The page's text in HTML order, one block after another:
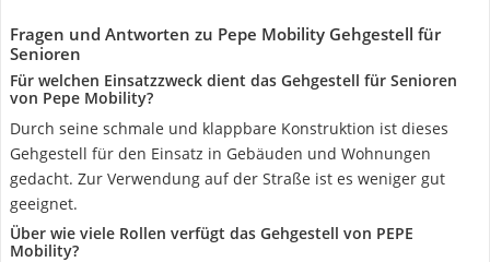
Fragen und Antworten zu Pepe Mobility Gehgestell für
Senioren
Für welchen Einsatzzweck dient das Gehgestell für Senioren
von Pepe Mobility?
Durch seine schmale und klappbare Konstruktion ist dieses
Gehgestell für den Einsatz in Gebäuden und Wohnungen
gedacht. Zur Verwendung auf der Straße ist es weniger gut
geeignet.
Über wie viele Rollen verfügt das Gehgestell von PEPE
Mobility?